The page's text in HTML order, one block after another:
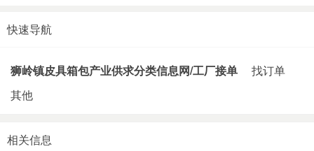
快速导航
狮岭镇皮具箱包产业供求分类信息网/工厂接单
找订单
其他
相关信息